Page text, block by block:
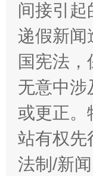
习近平
间接引
递假新闻
国宪法
无意中涉
或更正。
站有权先
法制/新